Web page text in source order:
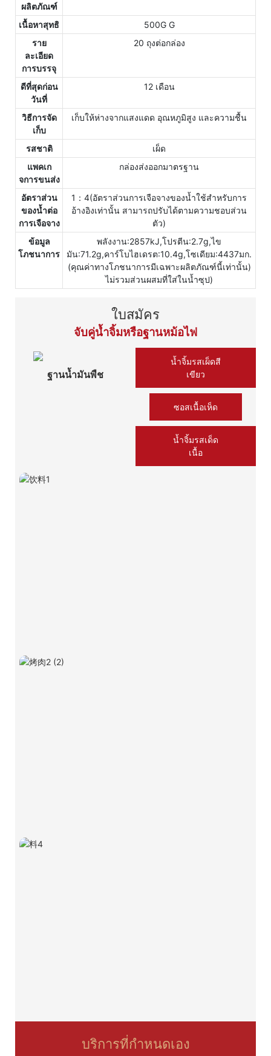
ผลิตภัณฑ์
เนื้อหาสุทธิ
500G G
ราย
ละเอียด
การบรรจุ
20 ถุงต่อกล่อง
ดีที่สุดก่อน
วันที่
12 เดือน
วิธีการจัด
เก็บ
เก็บให้ห่างจากแสงแดด อุณหภูมิสูง และความชื้น
รสชาติ
เผ็ด
แพคเก
จการขนส่ง
กล่องส่งออกมาตรฐาน
อัตราส่วน
ของน้ำต่อ
การเจือจาง
1：4(อัตราส่วนการเจือจางของน้ำใช้สำหรับการ
อ้างอิงเท่านั้น สามารถปรับได้ตามความชอบส่วน
ตัว)
ข้อมูล
โภชนาการ
พลังงาน:2857kJ,โปรตีน:2.7g,ไข
มัน:71.2g,คาร์โบไฮเดรต:10.4g,โซเดียม:4437มก.
(คุณค่าทางโภชนาการมีเฉพาะผลิตภัณฑ์นี้เท่านั้น)
ไม่รวมส่วนผสมที่ใส่ในน้ำซุป)
ใบสมัคร
จับคู่น้ำจิ้มหรือฐานหม้อไฟ
ฐานน้ำมันพืช
น้ำจิ้มรสเผ็ดสี
เขียว
ซอสเนื้อเห็ด
น้ำจิ้มรสเด็ด
เนื้อ
บริการที่กำหนดเอง